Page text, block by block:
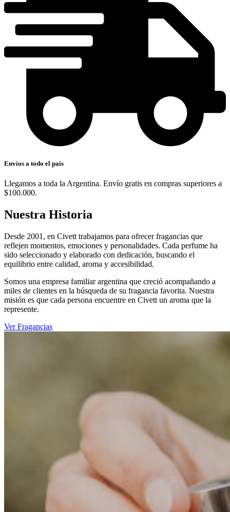
Envíos a todo el país
Llegamos a toda la Argentina. Envío gratis en compras superiores a
$100.000.
Nuestra Historia
Desde 2001, en Civett trabajamos para ofrecer fragancias que
reflejen momentos, emociones y personalidades. Cada perfume ha
sido seleccionado y elaborado con dedicación, buscando el
equilibrio entre calidad, aroma y accesibilidad.
Somos una empresa familiar argentina que creció acompañando a
miles de clientes en la búsqueda de su fragancia favorita. Nuestra
misión es que cada persona encuentre en Civett un aroma que la
represente.
Ver Fragancias